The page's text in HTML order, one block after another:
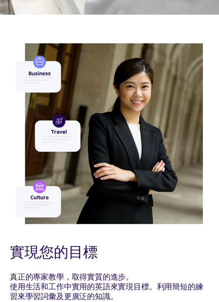
實現您的目標
真正的專家教學，取得實質的進步。
使用生活和工作中實用的英語來實現目標。利用簡短的練
習來學習詞彙及更廣泛的知識。